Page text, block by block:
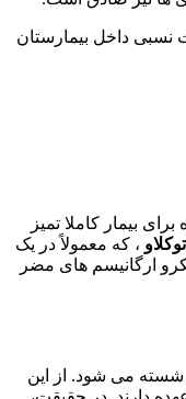
نسبی داخل بیمارستان
بیمار کاملا تمیز
اتوکلاو ، که معمولاً در یک
ارگانیسم های مضر
شسته می شود. از این